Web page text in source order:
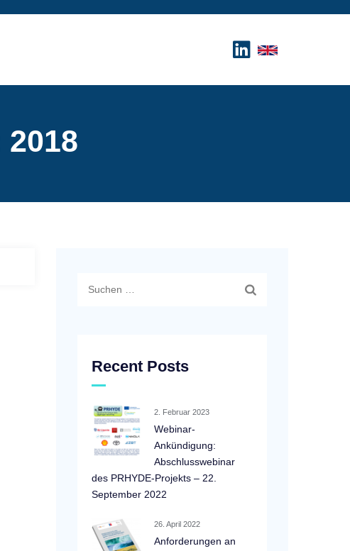
2018
Recent Posts
2. Februar 2023
Webinar-
Ankündigung:
Abschlusswebinar
des PRHYDE-Projekts – 22.
September 2022
26. April 2022
Anforderungen an